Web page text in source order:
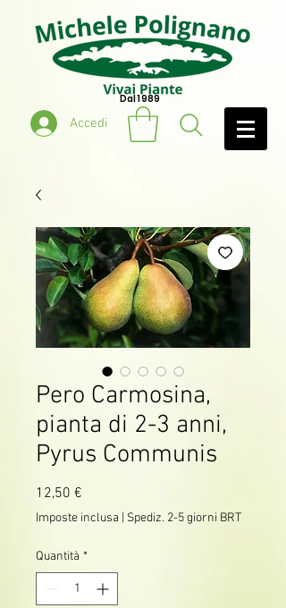
Accedi
Dal 1989
Pero Carmosina,
pianta di 2-3 anni,
Pyrus Communis
12,50 €
Imposte inclusa | Spediz. 2-5 giorni BRT
Quantità *